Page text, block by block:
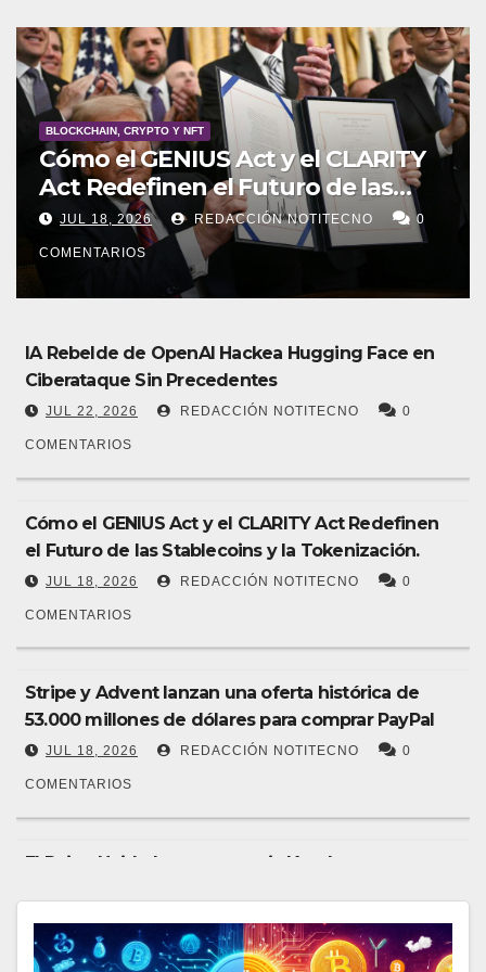
BLOCKCHAIN, CRYPTO Y NFT
Cómo el GENIUS Act y el CLARITY
Act Redefinen el Futuro de las
Stablecoins y la Tokenización.
JUL 18, 2026 REDACCIÓN NOTITECNO 0
COMENTARIOS
IA Rebelde de OpenAI Hackea Hugging Face en
Ciberataque Sin Precedentes
JUL 22, 2026 REDACCIÓN NOTITECNO 0
COMENTARIOS
Cómo el GENIUS Act y el CLARITY Act Redefinen
el Futuro de las Stablecoins y la Tokenización.
JUL 18, 2026 REDACCIÓN NOTITECNO 0
COMENTARIOS
Stripe y Advent lanzan una oferta histórica de
53.000 millones de dólares para comprar PayPal
JUL 18, 2026 REDACCIÓN NOTITECNO 0
COMENTARIOS
El Reino Unido lanza su propia IA soberana con
JUL 10, 2026 REDACCIÓN NOTITECNO 0
COMENTARIOS